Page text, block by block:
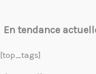
En tendance
[top_tags]